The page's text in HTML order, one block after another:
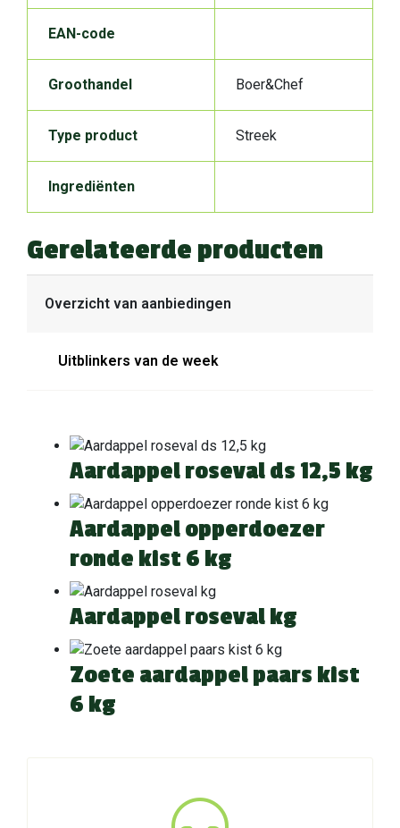
EAN-code
Groothandel Boer&Chef
Type product Streek
Ingrediënten
Gerelateerde producten
Overzicht van aanbiedingen
Uitblinkers van de week
Aardappel roseval ds 12,5 kg
Aardappel opperdoezer
ronde kist 6 kg
Aardappel roseval kg
Zoete aardappel paars kist
6 kg